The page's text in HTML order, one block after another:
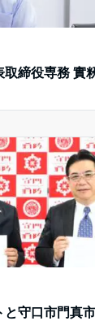
締役専務 實
守口市門真